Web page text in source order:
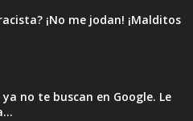
¡No me jodan! ¡Malditos
no te buscan en Google. Le